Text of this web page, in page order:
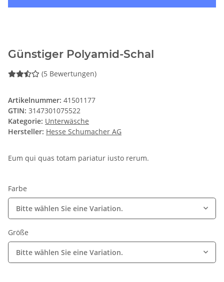
Günstiger Polyamid-Schal
(5 Bewertungen)
Artikelnummer: 41501177
GTIN: 3147301075522
Kategorie: Unterwäsche
Hersteller: Hesse Schumacher AG
Eum qui quas totam pariatur iusto rerum.
Farbe
Bitte wählen Sie eine Variation.
Größe
Bitte wählen Sie eine Variation.